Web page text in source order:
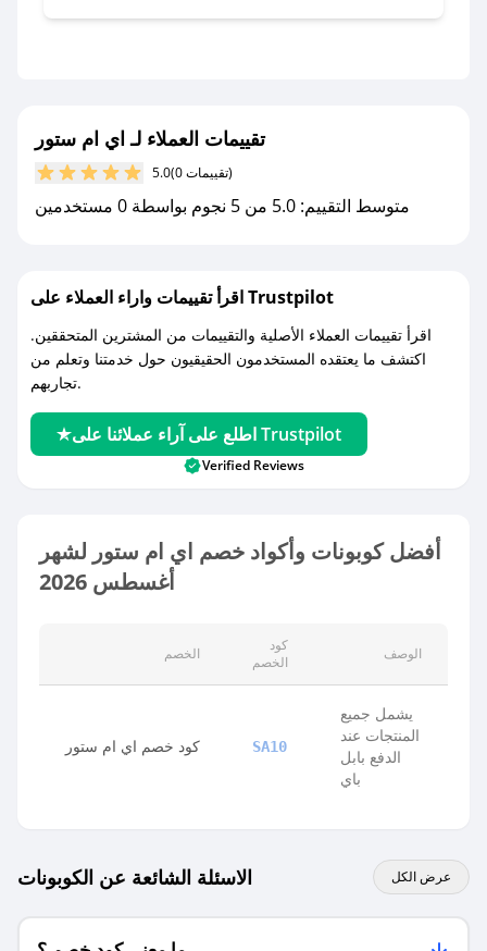
مع صحصح، تسوق بذكاء ووفّر على كل مشترياتك مع
كوبونات خصم حصرية من اي ام ستور!
تقييمات العملاء لـ اي ام ستور
5.0 (0 تقييمات)
متوسط التقييم: 5.0 من 5 نجوم بواسطة 0 مستخدمين
اقرأ تقييمات واراء العملاء على Trustpilot
اقرأ تقييمات العملاء الأصلية والتقييمات من المشترين المتحققين.
اكتشف ما يعتقده المستخدمون الحقيقيون حول خدمتنا وتعلم من
تجاربهم.
اطلع على آراء عملائنا على Trustpilot
Verified Reviews
أفضل كوبونات وأكواد خصم اي ام ستور لشهر
أغسطس 2026
الخصم
كود
الخصم
الوصف
كود خصم اي ام ستور SA10
يشمل جميع
المنتجات عند
الدفع بابل
باي
الاسئلة الشائعة عن الكوبونات عرض الكل